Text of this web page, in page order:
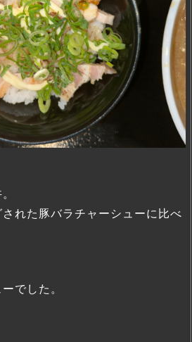
れた豚バラチャーシューに比べ
でした。